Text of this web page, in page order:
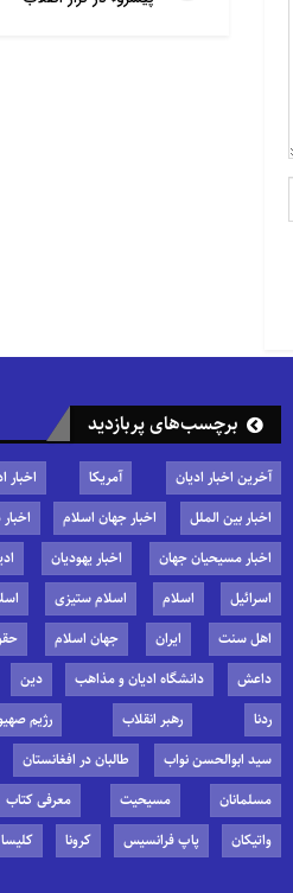
برچسب‌های پربازدید
آخرین اخبار ادیان آمریکا اخبار
اخبار بین الملل
اخبار جهان اسلام
اخبار مسیحیان جهان
اخبار یهودیان
اسرائیل
اسلام اسلام ستیزی
اهل سنت
ایران جهان اسلام
داعش
دانشگاه ادیان و مذاهب دین
ردنا
رهبر انقلاب رژیم
سید ابوالحسن نواب
طالبان در افغانستان
مسلمانان
مسیحیت معرفی کتاب
واتیکان
پاپ فرانسیس کرونا کلیسا